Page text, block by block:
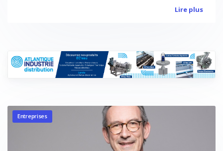
Lire plus
Entreprises